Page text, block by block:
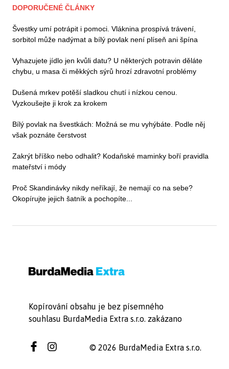
DOPORUČENÉ ČLÁNKY
Švestky umí potrápit i pomoci. Vláknina prospívá trávení,
sorbitol může nadýmat a bílý povlak není plíseň ani špína
Vyhazujete jídlo jen kvůli datu? U některých potravin děláte
chybu, u masa či měkkých sýrů hrozí zdravotní problémy
Dušená mrkev potěší sladkou chutí i nízkou cenou.
Vyzkoušejte ji krok za krokem
Bílý povlak na švestkách: Možná se mu vyhýbáte. Podle něj
však poznáte čerstvost
Zakrýt bříško nebo odhalit? Kodaňské maminky boří pravidla
mateřství i módy
Proč Skandinávky nikdy neříkají, že nemají co na sebe?
Okopírujte jejich šatník a pochopíte...
Kopírování obsahu je bez písemného
souhlasu BurdaMedia Extra s.r.o. zakázano
© 2026 BurdaMedia Extra s.r.o.